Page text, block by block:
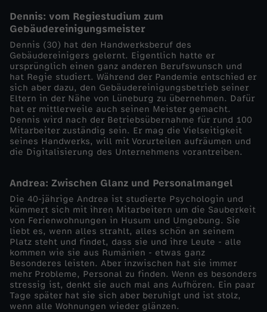
u
e
r
S
c
h
m
u
t
z
i
Dennis: vom Regiestudium zum
Gebäudereinigungsmeister
Dennis (30) hat den Handwerksberuf des
Gebäudereinigers gelernt. Eigentlich hatte er
ursprünglich einen ganz anderen Berufswunsch und
hat Regie studiert. Während der Pandemie entschied er
sich aber dazu, den Gebäudereinigungsbetrieb seiner
Eltern in der Nähe von Lüneburg zu übernehmen. Dafür
hat er mittlerweile auch seinen Meister gemacht.
Dennis wird nach der Betriebsübernahme für rund 100
Mitarbeiter zuständig sein. Er mag die Vielseitigkeit
seines Handwerks, will mit Vorurteilen aufräumen und
die Digitalisierung des Unternehmens vorantreiben.
Andrea: Zwischen Glanz und Personalmangel
Die 40-jährige Andrea ist studierte Psychologin und
kümmert sich mit ihren Mitarbeitern um die Sauberkeit
von Ferienwohnungen in Husum und Umgebung. Sie
liebt es, wenn alles strahlt, alles schön an seinem
Platz steht und findet, dass sie und ihre Leute - alle
kommen wie sie aus Rumänien - etwas ganz
Besonderes leisten. Aber inzwischen hat sie immer
mehr Probleme, Personal zu finden. Wenn es besonders
stressig ist, denkt sie auch mal ans Aufhören. Ein paar
Tage später hat sie sich aber beruhigt und ist stolz,
wenn alle Wohnungen wieder glänzen.